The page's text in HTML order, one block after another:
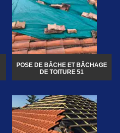
POSE DE BÂCHE ET BÂCHAGE
DE TOITURE 51